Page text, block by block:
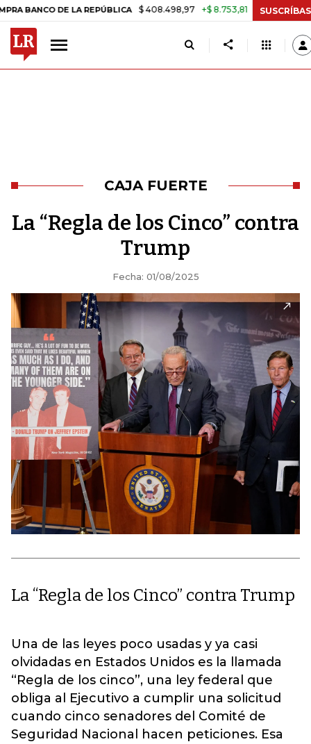
DE LA REPÚBLICA $ 408.498,97 +$ 8.753,81 +2,19% TASA DE
CAJA FUERTE
La “Regla de los Cinco” contra
Trump
Fecha: 01/08/2025
La “Regla de los Cinco” contra Trump
Una de las leyes poco usadas y ya casi
olvidadas en Estados Unidos es la llamada
“Regla de los cinco”, una ley federal que
obliga al Ejecutivo a cumplir una solicitud
cuando cinco senadores del Comité de
Seguridad Nacional hacen peticiones. Esa